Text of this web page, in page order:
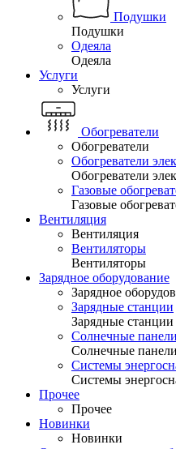
Подушки
Подушки
Одеяла
Одеяла
Услуги
Услуги
Обогреватели
Обогреватели
Обогреватели
Обогреватели
Газовые
Газовые
Вентиляция
Вентиляция
Вентиляторы
Вентиляторы
Зарядное оборудование
Зарядное
Зарядные станции
Зарядные станции
Солнечные панели
Солнечные панели
Системы
Системы
Прочее
Прочее
Новинки
Новинки